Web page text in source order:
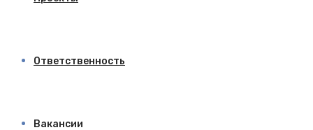
Ответственность
Вакансии